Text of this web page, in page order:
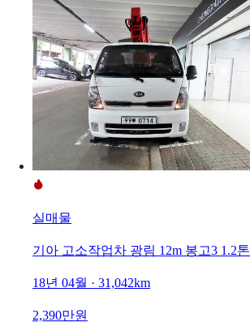
실매물
기아 고소작업차 광림 12m 봉고3 1.2톤
18년 04월 · 31,042km
2,390만원